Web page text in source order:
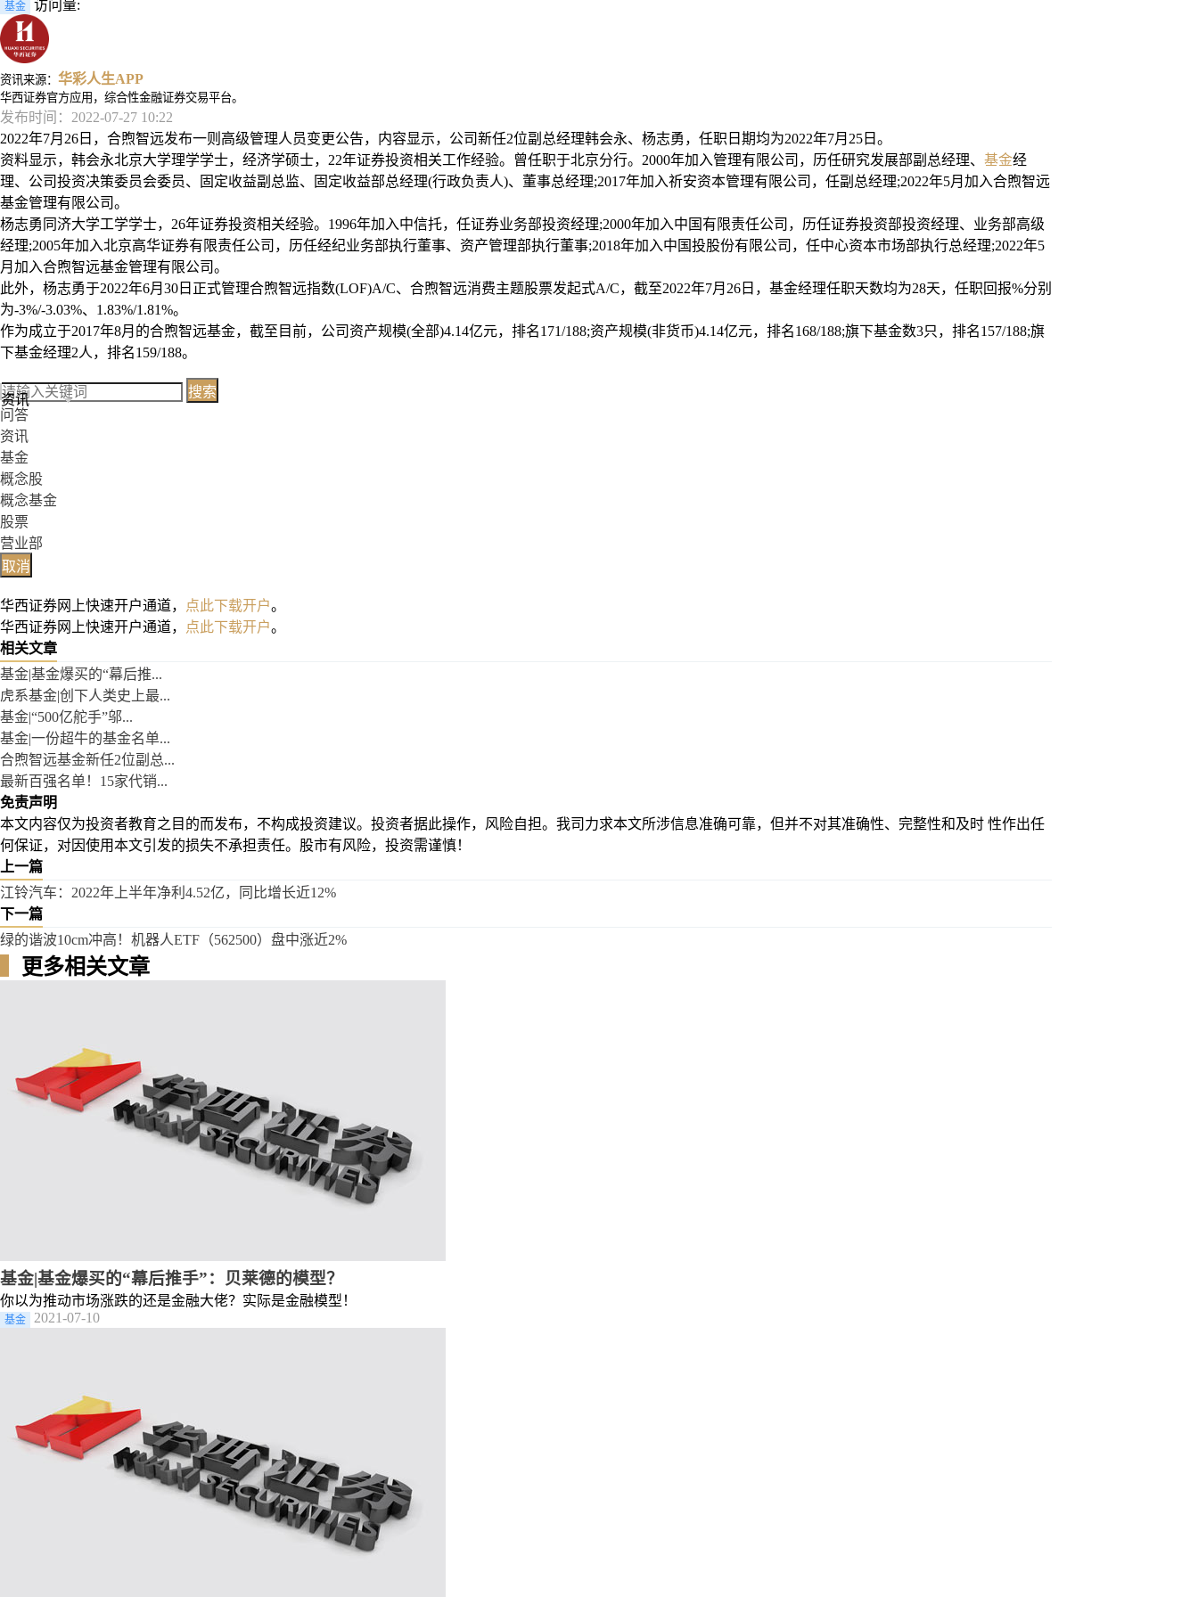
基金 访问量:
资讯来源： 华彩人生APP
华西证券官方应用，综合性金融证券交易平台。
发布时间：2022-07-27 10:22
2022年7月26日，合煦智远发布一则高级管理人员变更公告，内容显示，公司新任2位副总经理韩会永、杨志勇，任职日期均为2022年7月25日。
资料显示，韩会永北京大学理学学士，经济学硕士，22年证券投资相关工作经验。曾任职于北京分行。2000年加入管理有限公司，历任研究发展部副总经理、 基金经
理、公司投资决策委员会委员、固定收益副总监、固定收益部总经理(行政负责人)、董事总经理;2017年加入祈安资本管理有限公司，任副总经理;2022年5月加入合煦智远
基金管理有限公司。
杨志勇同济大学工学学士，26年证券投资相关经验。1996年加入中信托，任证券业务部投资经理;2000年加入中国有限责任公司，历任证券投资部投资经理、业务部高级
经理;2005年加入北京高华证券有限责任公司，历任经纪业务部执行董事、资产管理部执行董事;2018年加入中国投股份有限公司，任中心资本市场部执行总经理;2022年5
月加入合煦智远基金管理有限公司。
此外，杨志勇于2022年6月30日正式管理合煦智远指数(LOF)A/C、合煦智远消费主题股票发起式A/C，截至2022年7月26日，基金经理任职天数均为28天，任职回报%分别
为-3%/-3.03%、1.83%/1.81%。
作为成立于2017年8月的合煦智远基金，截至目前，公司资产规模(全部)4.14亿元，排名171/188;资产规模(非货币)4.14亿元，排名168/188;旗下基金数3只，排名157/188;旗
下基金经理2人，排名159/188。
资讯
搜索
问答
资讯
基金
概念股
概念基金
股票
营业部
取消
华西证券网上快速开户通道， 点此下载开户。
华西证券网上快速开户通道，
点此下载开户。
相关文章
基金|基金爆买的“幕后推...
虎系基金|创下人类史上最...
基金|“500亿舵手”邬...
基金|一份超牛的基金名单...
合煦智远基金新任2位副总...
最新百强名单！15家代销...
免责声明
本文内容仅为投资者教育之目的而发布，不构成投资建议。投资者据此操作，风险自担。我司力求本文所涉信息准确可靠，但并不对其准确性、完整性和及时 性作出任
何保证，对因使用本文引发的损失不承担责任。股市有风险，投资需谨慎！
上一篇
江铃汽车：2022年上半年净利4.52亿，同比增长近12%
下一篇
绿的谐波10cm冲高！机器人ETF（562500）盘中涨近2%
更多相关文章
基金|基金爆买的“幕后推手”：贝莱德的模型？
你以为推动市场涨跌的还是金融大佬？实际是金融模型！
基金 2021-07-10